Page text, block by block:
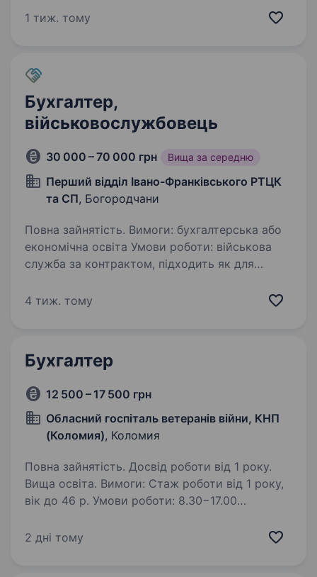
за контрактом. Вакансія: Бухгалтер
матеріального…
1 тиж. тому
Бухгалтер,
військовослужбовець
30 000 – 70 000 грн Вища за середню
Перший відділ Івано-Франківського РТЦК
та СП, Богородчани
Повна зайнятість. Вимоги: бухгалтерська або
економічна освіта Умови роботи: військова
служба за контрактом, підходить як для
у в/ч
4 тиж. тому
Бухгалтер
12 500 – 17 500 грн
Обласний госпіталь ветеранів війни, КНП
(Коломия), Коломия
Повна зайнятість. Досвід роботи від 1 року.
Вища освіта. Вимоги: Стаж роботи від 1 року,
вік до 46 р. Умови роботи: 8.30−17.00
12.30−13.00 Обов’язки: Ведення обліку
2 дні тому